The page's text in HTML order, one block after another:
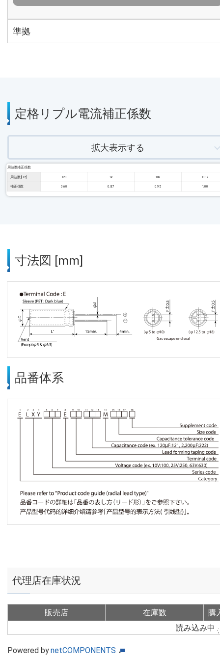
準拠
定格リプル電流補正係数
拡大表示する
周波数補正係数
周波数 [Hz] 120 1k 10k 100k
補正係数 0.60 0.87 0.95 1.00
寸法図 [mm]
品番体系
代理店在庫状況
販売店 在庫数
購
読み込み中
Powered bynetCOMPONENTS